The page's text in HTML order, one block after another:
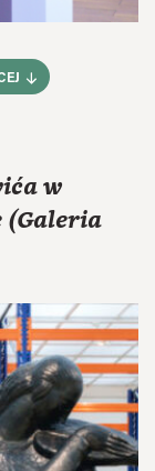
w
(Galeria